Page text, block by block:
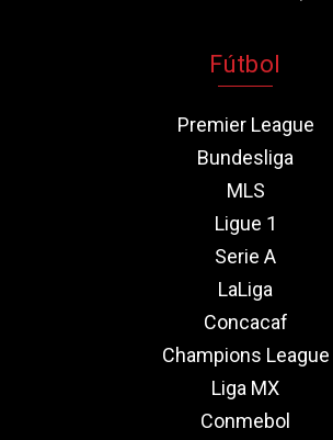
Fútbol
Premier League
Bundesliga
MLS
Ligue 1
Serie A
LaLiga
Concacaf
Champions League
Liga MX
Conmebol